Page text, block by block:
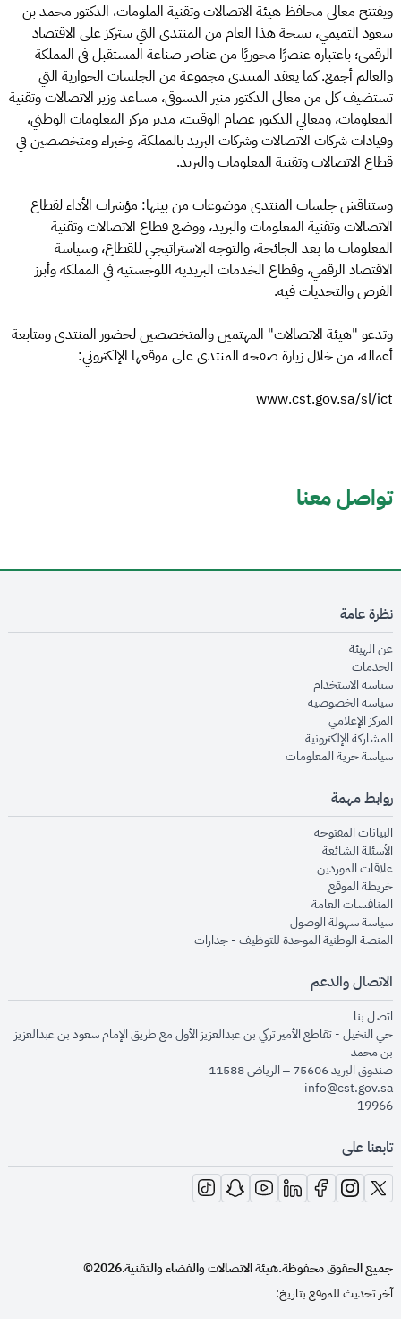
ويفتتح معالي محافظ هيئة الاتصالات وتقنية الملومات، الدكتور محمد بن
سعود التميمي، نسخة هذا العام من المنتدى التي ستركز على الاقتصاد
الرقمي؛ باعتباره عنصرًا محوريًا من عناصر صناعة المستقبل في المملكة
والعالم أجمع. كما يعقد المنتدى مجموعة من الجلسات الحوارية التي
تستضيف كل من معالي الدكتور منير الدسوقي، مساعد وزير الاتصالات وتقنية
المعلومات، ومعالي الدكتور عصام الوقيت، مدير مركز المعلومات الوطني،
وقيادات شركات الاتصالات وشركات البريد بالمملكة، وخبراء ومتخصصين في
قطاع الاتصالات وتقنية المعلومات والبريد.
وستناقش جلسات المنتدى موضوعات من بينها: مؤشرات الأداء لقطاع
الاتصالات وتقنية المعلومات والبريد، ووضع قطاع الاتصالات وتقنية
المعلومات ما بعد الجائحة، والتوجه الاستراتيجي للقطاع، وسياسة
الاقتصاد الرقمي، وقطاع الخدمات البريدية اللوجستية في المملكة وأبرز
الفرص والتحديات فيه.
وتدعو "هيئة الاتصالات" المهتمين والمتخصصين لحضور المنتدى ومتابعة
أعماله، من خلال زيارة صفحة المنتدى على موقعها الإلكتروني:
www.cst.gov.sa/sl/ict
تواصل معنا
نظرة عامة
عن الهيئةopens in new window
الخدماتopens in new window
سياسة الاستخدامopens in new window
سياسة الخصوصيةopens in new window
المركز الإعلاميopens in new window
المشاركة الإلكترونيةopens in new window
سياسة حرية المعلوماتopens in new window
روابط مهمة
البيانات المفتوحةopens in new window
الأسئلة الشائعةopens in new window
علاقات الموردينopens in new window
خريطة الموقعopens in new window
المنافسات العامةopens in new window
سياسة سهولة الوصولopens in new window
المنصة الوطنية الموحدة للتوظيف - جداراتopens in new window
الاتصال والدعم
اتصل بنا
حي النخيل - تقاطع الأمير تركي بن عبدالعزيز الأول مع طريق الإمام سعود بن عبدالعزيز
بن محمد
صندوق البريد 75606 – الرياض 11588
info@cst.gov.sa
19966
تابعنا على
opens in new window
opens in new window
opens in new window
opens in new window
opens in new window
opens in new window
opens in new window
جميع الحقوق محفوظة.هيئة الاتصالات والفضاء والتقنية.
2026©
آخر تحديث للموقع بتاريخ: